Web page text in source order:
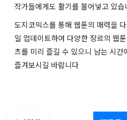
작가들에게도 활기를 불어넣고 있습
도지코믹스를 통해 웹툰의 매력을
일 업데이트하여 다양한 장르의 웹
츠를 미리 즐길 수 있으니 남는 시간
즐겨보시길 바랍니다